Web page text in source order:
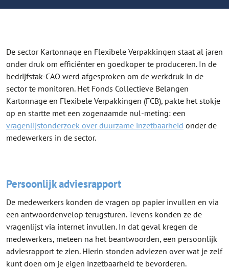
De sector Kartonnage en Flexibele Verpakkingen staat al jaren
onder druk om efficiënter en goedkoper te produceren. In de
bedrijfstak-CAO werd afgesproken om de werkdruk in de
sector te monitoren. Het Fonds Collectieve Belangen
Kartonnage en Flexibele Verpakkingen (FCB), pakte het stokje
op en startte met een zogenaamde nul-meting: een
vragenlijstonderzoek over duurzame inzetbaarheid onder de
medewerkers in de sector.
Persoonlijk adviesrapport
De medewerkers konden de vragen op papier invullen en via
een antwoordenvelop terugsturen. Tevens konden ze de
vragenlijst via internet invullen. In dat geval kregen de
medewerkers, meteen na het beantwoorden, een persoonlijk
adviesrapport te zien. Hierin stonden adviezen over wat je zelf
kunt doen om je eigen inzetbaarheid te bevorderen.